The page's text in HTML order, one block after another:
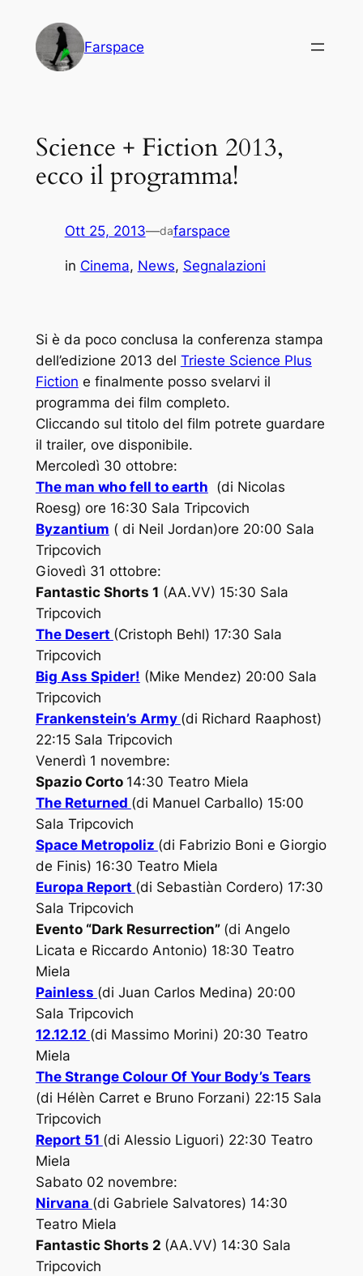
contenuto
Farspace
Science + Fiction 2013,
ecco il programma!
Ott 25, 2013—dafarspace
in Cinema, News, Segnalazioni
Si è da poco conclusa la conferenza stampa
dell’edizione 2013 del Trieste Science Plus
Fiction e finalmente posso svelarvi il
programma dei film completo.
Cliccando sul titolo del film potrete guardare
il trailer, ove disponibile.
Mercoledì 30 ottobre:
The man who fell to earth (di Nicolas
Roesg) ore 16:30 Sala Tripcovich
Byzantium ( di Neil Jordan)ore 20:00 Sala
Tripcovich
Giovedì 31 ottobre:
Fantastic Shorts 1 (AA.VV) 15:30 Sala
Tripcovich
The Desert (Cristoph Behl) 17:30 Sala
Tripcovich
Big Ass Spider! (Mike Mendez) 20:00 Sala
Tripcovich
Frankenstein’s Army (di Richard Raaphost)
22:15 Sala Tripcovich
Venerdì 1 novembre:
Spazio Corto 14:30 Teatro Miela
The Returned (di Manuel Carballo) 15:00
Sala Tripcovich
Space Metropoliz (di Fabrizio Boni e Giorgio
de Finis) 16:30 Teatro Miela
Europa Report (di Sebastiàn Cordero) 17:30
Sala Tripcovich
Evento “Dark Resurrection” (di Angelo
Licata e Riccardo Antonio) 18:30 Teatro
Miela
Painless (di Juan Carlos Medina) 20:00
Sala Tripcovich
12.12.12 (di Massimo Morini) 20:30 Teatro
Miela
The Strange Colour Of Your Body’s Tears
(di Hélèn Carret e Bruno Forzani) 22:15 Sala
Tripcovich
Report 51 (di Alessio Liguori) 22:30 Teatro
Miela
Sabato 02 novembre:
Nirvana (di Gabriele Salvatores) 14:30
Teatro Miela
Fantastic Shorts 2 (AA.VV) 14:30 Sala
Tripcovich